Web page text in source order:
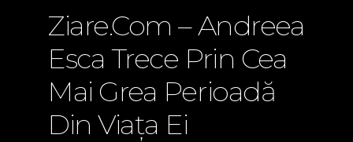
Ziare.com – Andreea
Esca Trece Prin Cea
Mai Grea Perioadă
Din Viața Ei